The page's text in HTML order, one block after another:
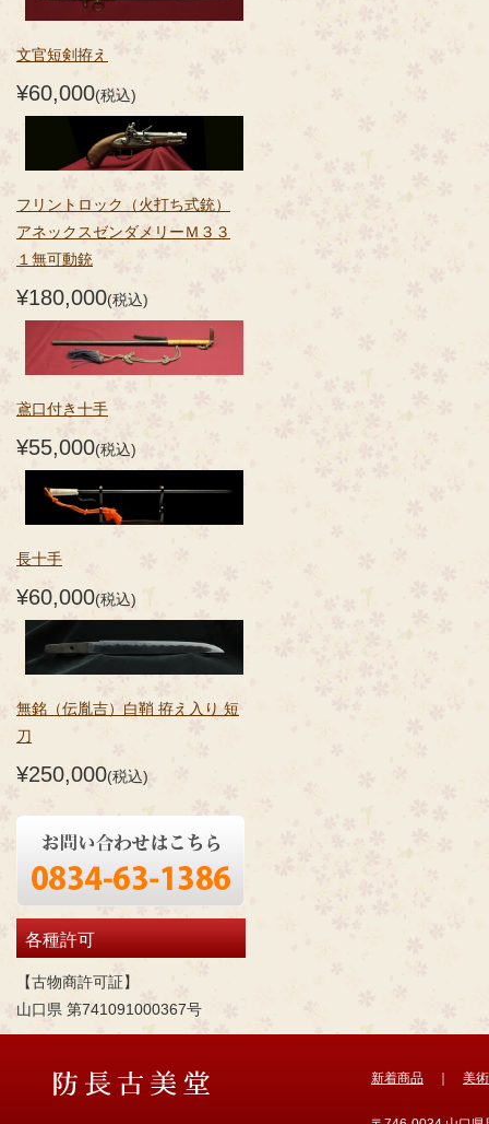
文官短剣拵え
¥60,000(税込)
フリントロック（火打ち式銃）
アネックスゼンダメリーＭ３３
１無可動銃
¥180,000(税込)
鳶口付き十手
¥55,000(税込)
長十手
¥60,000(税込)
無銘（伝胤吉）白鞘 拵え入り 短
刀
¥250,000(税込)
各種許可
【古物商許可証】
山口県 第741091000367号
新着商品 美